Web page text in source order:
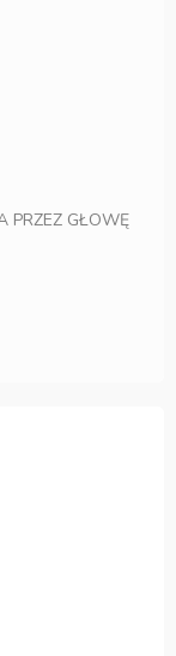
PRZEZ GŁOWĘ